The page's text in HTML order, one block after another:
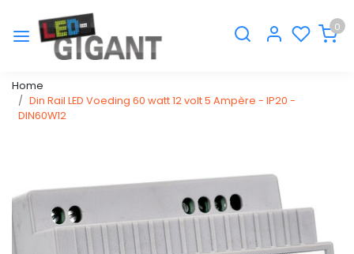
0
Home
Din Rail LED Voeding 60 watt 12 volt 5 Ampère - IP20 -
DIN60W12